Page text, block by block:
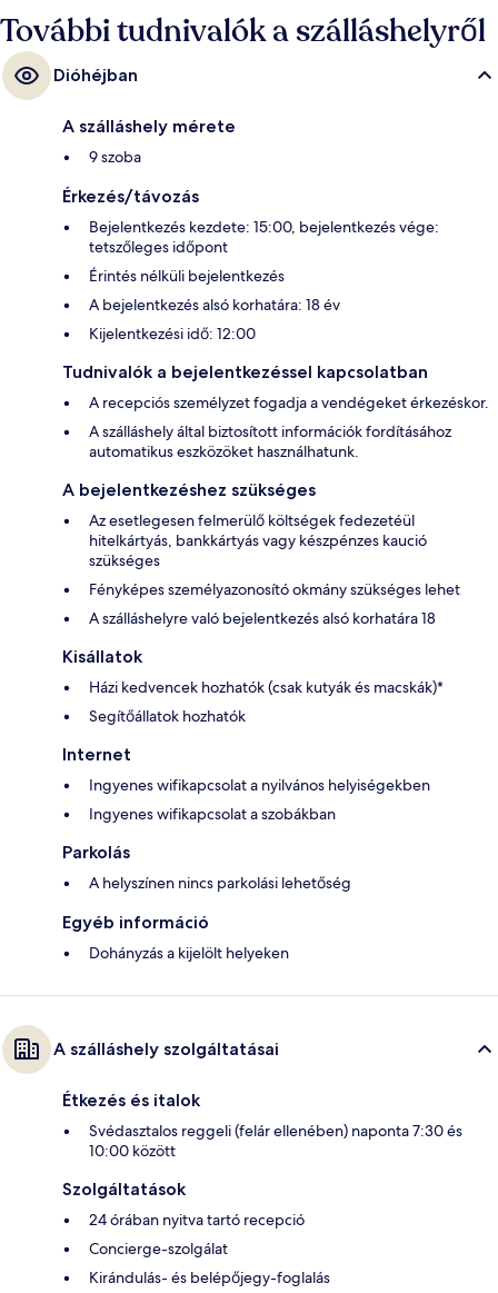
További tudnivalók a szálláshelyről
Dióhéjban
A szálláshely mérete
9 szoba
Érkezés/távozás
Bejelentkezés kezdete: 15:00, bejelentkezés vége:
tetszőleges időpont
Érintés nélküli bejelentkezés
A bejelentkezés alsó korhatára: 18 év
Kijelentkezési idő: 12:00
Tudnivalók a bejelentkezéssel kapcsolatban
A recepciós személyzet fogadja a vendégeket érkezéskor.
A szálláshely által biztosított információk fordításához
automatikus eszközöket használhatunk.
A bejelentkezéshez szükséges
Az esetlegesen felmerülő költségek fedezetéül
hitelkártyás, bankkártyás vagy készpénzes kaució
szükséges
Fényképes személyazonosító okmány szükséges lehet
A szálláshelyre való bejelentkezés alsó korhatára 18
Kisállatok
Házi kedvencek hozhatók (csak kutyák és macskák)*
Segítőállatok hozhatók
Internet
Ingyenes wifikapcsolat a nyilvános helyiségekben
Ingyenes wifikapcsolat a szobákban
Parkolás
A helyszínen nincs parkolási lehetőség
Egyéb információ
Dohányzás a kijelölt helyeken
A szálláshely szolgáltatásai
Étkezés és italok
Svédasztalos reggeli (felár ellenében) naponta 7:30 és
10:00 között
Szolgáltatások
24 órában nyitva tartó recepció
Concierge-szolgálat
Kirándulás- és belépőjegy-foglalás